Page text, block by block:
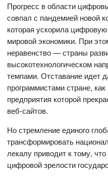
Прогресс в области
совпал с пандемией новой
которая ускорила
мировой экономики. При
неравенство — страны
высокотехнологическом
темпами. Отставание идет
программистами стране,
предприятия которой
веб-сайтов.
Но стремление единого
трансформировать
лекалу приводит к тому,
цифровой зрелости